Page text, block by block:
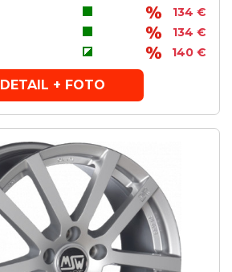
134 €
134 €
140 €
DETAIL + FOTO